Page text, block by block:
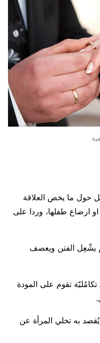
حول ما يخص العلاقة
ارضاع طفلها، وردا على
يشْعِل الفتن ويعصف
تقوم على المودة
يُقصد به تخلي المرأة عن